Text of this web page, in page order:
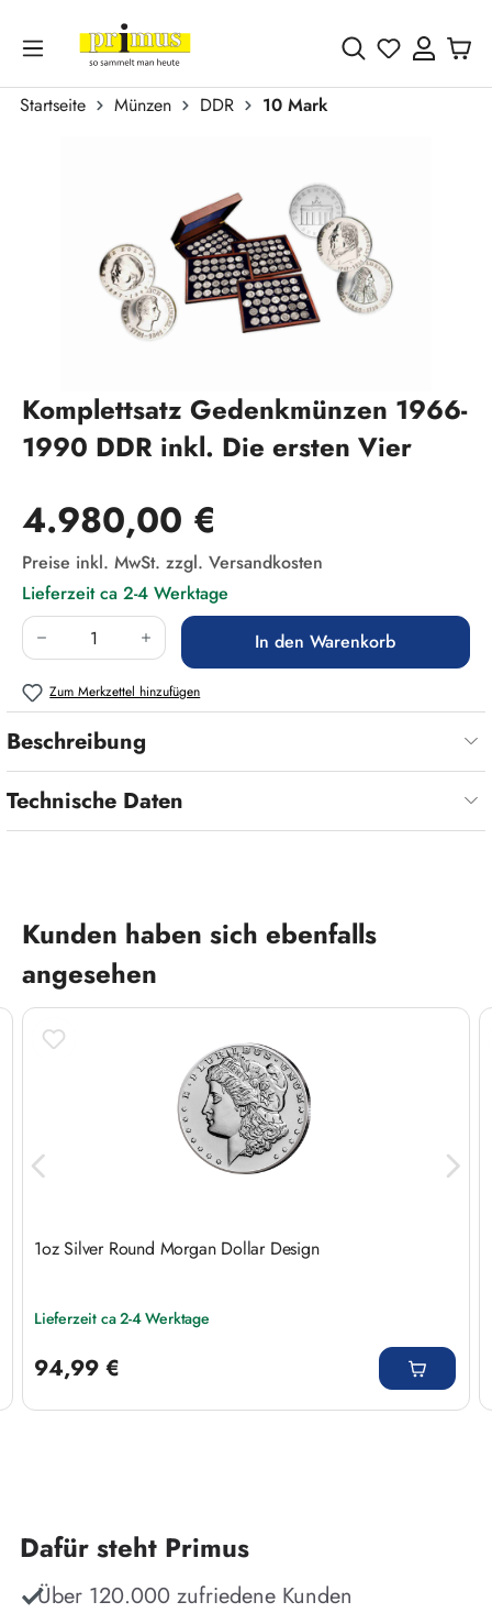
Zum Hauptinhalt springen
Du hast 0
Startseite Münzen DDR
10 Mark
Komplettsatz Gedenkmünzen 1966-
1990 DDR inkl. Die ersten Vier
Regulärer Preis:
4.980,00 €
Preise inkl. MwSt. zzgl. Versandkosten
Lieferzeit ca 2-4 Werktage
Produkt Anzahl: Gib den gewünschten Wert
In den Warenkorb
Zum Merkzettel hinzufügen
Beschreibung
Technische Daten
Produktgalerie überspringen
Kunden haben sich ebenfalls
angesehen
1oz Silver Round Morgan Dollar Design
Lieferzeit ca 2-4 Werktage
94,99 €
Dafür steht Primus
Über 120.000 zufriedene Kunden